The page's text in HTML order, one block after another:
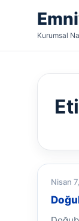
Kurumsal
Nisan